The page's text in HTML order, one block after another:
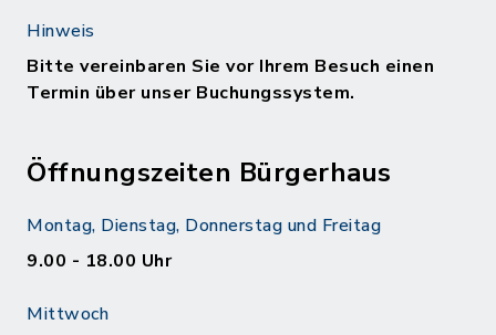
Hinweis
Bitte vereinbaren Sie vor Ihrem Besuch einen
Termin über unser Buchungssystem.
Öffnungszeiten Bürgerhaus
Montag, Dienstag, Donnerstag und Freitag
9.00 - 18.00 Uhr
Mittwoch